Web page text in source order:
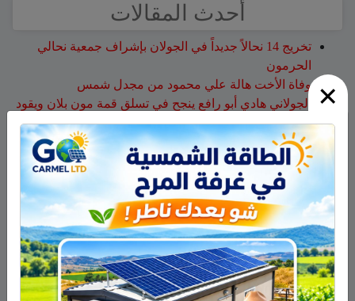
×
أحدث المقالات
تخريج 14 نحالاً جديداً في الجولان بإشراف جمعية نحالي
الحرمون
وفاة الأخت هالة علي محمود من مجدل شمس
الجولاني هادي أبو رافع ينجح في تسلق قمة مون بلان ويقود
فريقاً إلى أعلى نقطة في أوروبا الغربية
جمعية نحالي الحرمون تستضيف يوماً إرشادياً مهماً حول
مكافحة الآفات التي تصيب خلايا النحل
هل أصبح الزوج أو الزوجة مجرد سلعة نتخلص منها بعد
استعمالها؟
أحدث التعليقات
سلمان أبو عوادعلىهل أصبح الزوج أو الزوجة مجرد سلعة
نتخلص منها بعد استعمالها؟